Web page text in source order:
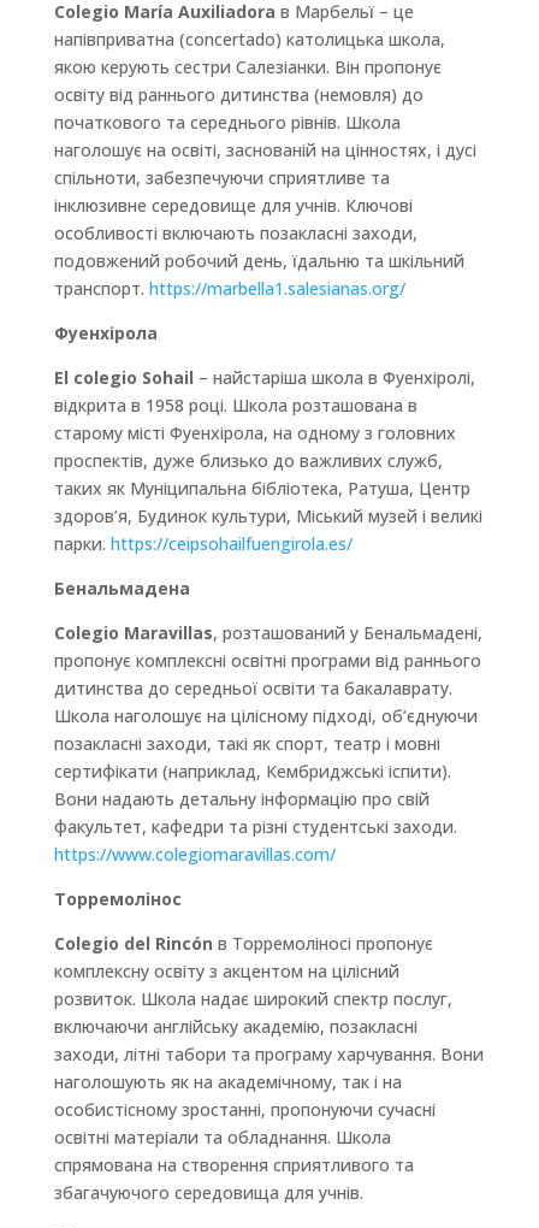
Colegio María Auxiliadora в Марбельї – це
напівприватна (concertado) католицька школа,
якою керують сестри Салезіанки. Він пропонує
освіту від раннього дитинства (немовля) до
початкового та середнього рівнів. Школа
наголошує на освіті, заснованій на цінностях, і дусі
спільноти, забезпечуючи сприятливе та
інклюзивне середовище для учнів. Ключові
особливості включають позакласні заходи,
подовжений робочий день, їдальню та шкільний
транспорт. https://marbella1.salesianas.org/
Фуенхірола
El colegio Sohail – найстаріша школа в Фуенхіролі,
відкрита в 1958 році. Школа розташована в
старому місті Фуенхірола, на одному з головних
проспектів, дуже близько до важливих служб,
таких як Муніципальна бібліотека, Ратуша, Центр
здоров’я, Будинок культури, Міський музей і великі
парки. https://ceipsohailfuengirola.es/
Бенальмадена
Colegio Maravillas, розташований у Бенальмадені,
пропонує комплексні освітні програми від раннього
дитинства до середньої освіти та бакалаврату.
Школа наголошує на цілісному підході, об’єднуючи
позакласні заходи, такі як спорт, театр і мовні
сертифікати (наприклад, Кембриджські іспити).
Вони надають детальну інформацію про свій
факультет, кафедри та різні студентські заходи.
https://www.colegiomaravillas.com/
Торремолінос
Colegio del Rincón в Торремоліносі пропонує
комплексну освіту з акцентом на цілісний
розвиток. Школа надає широкий спектр послуг,
включаючи англійську академію, позакласні
заходи, літні табори та програму харчування. Вони
наголошують як на академічному, так і на
особистісному зростанні, пропонуючи сучасні
освітні матеріали та обладнання. Школа
спрямована на створення сприятливого та
збагачуючого середовища для учнів.